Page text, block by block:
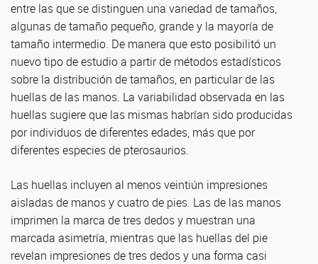
entre las que se distinguen una variedad de tamaños,
algunas de tamaño pequeño, grande y la mayoría de
tamaño intermedio. De manera que esto posibilitó un
nuevo tipo de estudio a partir de métodos estadísticos
sobre la distribución de tamaños, en particular de las
huellas de las manos. La variabilidad observada en las
huellas sugiere que las mismas habrían sido producidas
por individuos de diferentes edades, más que por
diferentes especies de pterosaurios.
Las huellas incluyen al menos veintiún impresiones
aisladas de manos y cuatro de pies. Las de las manos
imprimen la marca de tres dedos y muestran una
marcada asimetría, mientras que las huellas del pie
revelan impresiones de tres dedos y una forma casi